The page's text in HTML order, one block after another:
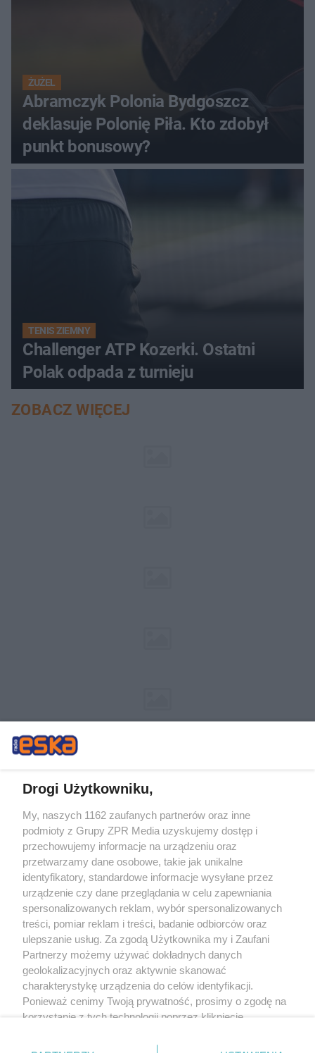
ŻUŻEL
Abramczyk Polonia Bydgoszcz
deklasuje Polonię Piła. Kto zdobył
punkt bonusowy?
TENIS ZIEMNY
Challenger ATP Kozerki. Ostatni
Polak odpada z turnieju
ZOBACZ WIĘCEJ
Żaden utwór zamieszczony w serwisie nie może być powielany i
rozpowszechniany lub dalej rozpowszechniany w jakikolwiek sposób (w
tym także elektroniczny lub mechaniczny) na jakimkolwiek polu
eksploatacji w jakiejkolwiek formie, włącznie z umieszczaniem w Internecie
bez pisemnej zgody właściciela praw. Jakiekolwiek użycie lub
wykorzystanie utworów w całości lub w części z naruszeniem prawa, tzn.
bez właściwej zgody, jest zabronione pod groźbą kary i może być ścigane
prawnie.
O nas
Drogi Użytkowniku,
My, naszych 1162 zaufanych partnerów oraz inne
podmioty z Grupy ZPR Media uzyskujemy dostęp i
przechowujemy informacje na urządzeniu oraz
przetwarzamy dane osobowe, takie jak unikalne
identyfikatory, standardowe informacje wysyłane przez
urządzenie czy dane przeglądania w celu zapewniania
spersonalizowanych reklam, wybór spersonalizowanych
treści, pomiar reklam i treści, badanie odbiorców oraz
ulepszanie usług. Za zgodą Użytkownika my i Zaufani
Partnerzy możemy używać dokładnych danych
geolokalizacyjnych oraz aktywnie skanować
charakterystykę urządzenia do celów identyfikacji.
Ponieważ cenimy Twoją prywatność, prosimy o zgodę na
korzystanie z tych technologii poprzez kliknięcie
zmienić/wycofać klikając przycisk ustawień prywatności